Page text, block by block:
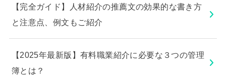
【完全ガイド】人材紹介の推薦文の効果的な書き方
と注意点、例文もご紹介
【2025年最新版】有料職業紹介に必要な３つの管理
簿とは？